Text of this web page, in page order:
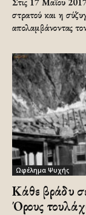
Στις 17 Μαΐου
στρατού και η
απολαμβάνοντας
Ωφέλημα Ψυχής
Κάθε βράδυ
Όρους